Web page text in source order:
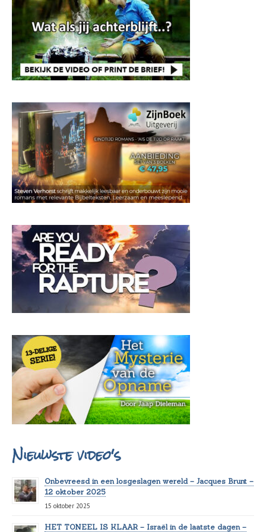
Nieuwste video's
Onbevreesd in een losgeslagen wereld – Jacques Brunt –
12 oktober 2025
15 oktober 2025
HET TONEEL IS KLAAR – Israël in de laatste dagen –